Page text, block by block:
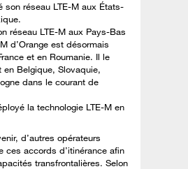
son réseau LTE-M aux États-
réseau LTE-M aux Pays-Bas
d’Orange est désormais
et en Roumanie. Il le
en Belgique, Slovaquie,
dans le courant de
la technologie LTE-M en
d’autres opérateurs
ces accords d’itinérance afin
transfrontalières. Selon